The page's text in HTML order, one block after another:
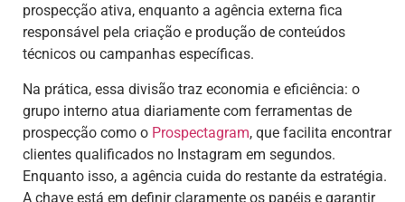
prospecção ativa, enquanto a agência externa fica
responsável pela criação e produção de conteúdos
técnicos ou campanhas específicas.
Na prática, essa divisão traz economia e eficiência: o
grupo interno atua diariamente com ferramentas de
prospecção como o Prospectagram, que facilita encontrar
clientes qualificados no Instagram em segundos.
Enquanto isso, a agência cuida do restante da estratégia.
A chave está em definir claramente os papéis e garantir